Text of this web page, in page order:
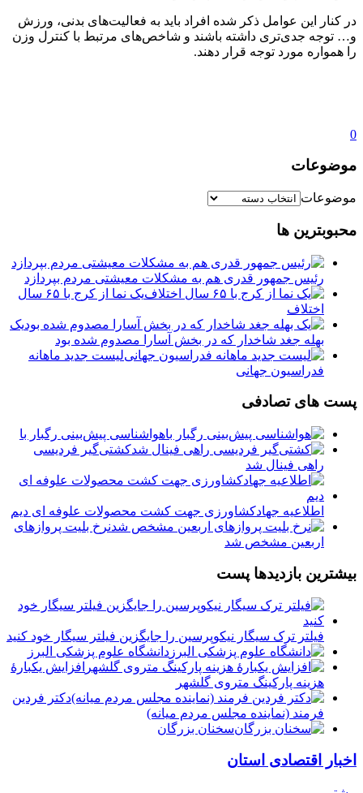
در کنار این عوامل ذکر شده افراد باید به فعالیت‌های بدنی، ورزش
و… توجه جدی‌تری داشته باشند و شاخص‌های مرتبط با کنترل وزن
را همواره مورد توجه قرار دهند.
0
موضوعات
موضوعات
محبوبترین ها
رئیس جمهور قدری هم به مشکلات معیشتی مردم بپردازد
یک نما از کرج با ۶۵ سال
اختلاف
یک
بهله جغد شاخدار که در بخش آسارا مصدوم شده بود
لیست جدید ماهانه
فدراسیون جهانی
پست های تصادفی
هواشناسی پیش‌بینی رگبار با
کشتی‌گیر فردیسی
راهی فینال شد
اطلاعیه جهادکشاورزی جهت کشت محصولات علوفه ای دیم
نرخ بلیت پروازهای
اربعین مشخص شد
بیشترین بازدیدها پست
فیلتر ترک سیگار نیکوپرسین را جایگزین فیلتر سیگار خود کنید
دانشگاه علوم پزشکی البرز
افزایش یکبارۀ
هزینه پارکینگ متروی گلشهر
دكتر فردين
فرمند (نماينده مجلس مردم میانه)
سخنان بزرگان
اخبار اقتصادی استان